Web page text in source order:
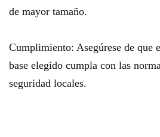
de mayor tamaño.
Cumplimiento: Asegúrese de que
base elegido cumpla con las
seguridad locales.